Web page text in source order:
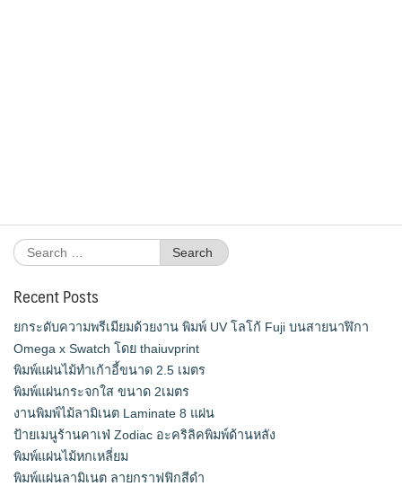
Search
for:
Recent Posts
ยกระดับความพรีเมียมด้วยงาน พิมพ์ UV โลโก้ Fuji บนสายนาฬิกา
Omega x Swatch โดย thaiuvprint
พิมพ์แผ่นไม้ทำเก้าอี้ขนาด 2.5 เมตร
พิมพ์แผ่นกระจกใส ขนาด 2เมตร
งานพิมพ์ไม้ลามิเนต Laminate 8 แผ่น
ป้ายเมนูร้านคาเฟ่ Zodiac อะคริลิคพิมพ์ด้านหลัง
พิมพ์แผ่นไม้หกเหลี่ยม
พิมพ์แผ่นลามิเนต ลายกราฟฟิกสีดำ